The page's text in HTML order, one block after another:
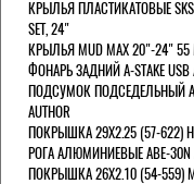
КРЫЛЬЯ ПЛАСТИКАТОВЫЕ SKS-
SET, 24"
КРЫЛЬЯ MUD MAX 20"-24" 55
ФОНАРЬ ЗАДНИЙ A-STAKE USB
ПОДСУМОК ПОДСЕДЕЛЬНЫЙ A-
AUTHOR
ПОКРЫШКА 29X2.25 (57-622)
РОГА АЛЮМИНИЕВЫЕ ABE-30N
ПОКРЫШКА 26X2.10 (54-559)